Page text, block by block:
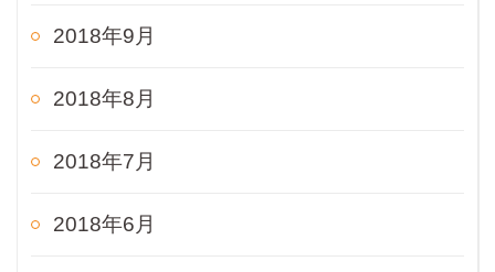
2018年9月
2018年8月
2018年7月
2018年6月